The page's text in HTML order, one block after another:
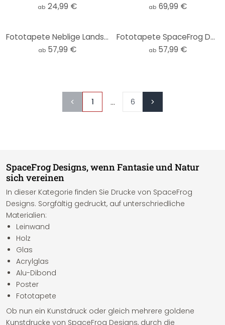
ab 24,99 € ab 69,99 €
Fototapete Neblige Landschaft in der Nacht - SpaceFrog Designs
ab 57,99 €
Fototapete SpaceFrog Designs - Verbundenheit
ab 57,99 €
1 ... 6
SpaceFrog Designs, wenn Fantasie und Natur
sich vereinen
In dieser Kategorie finden Sie Drucke von SpaceFrog
Designs. Sorgfältig gedruckt, auf unterschriedliche
Materialien:
Leinwand
Holz
Glas
Acrylglas
Alu-Dibond
Poster
Fototapete
Ob nun ein Kunstdruck oder gleich mehrere goldene
Kunstdrucke von SpaceFrog Designs, durch die